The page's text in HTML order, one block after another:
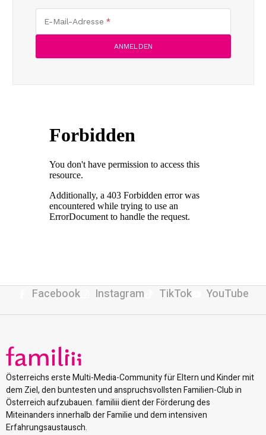
E-Mail-Adresse
Facebook Instagram TikTok YouTube
Österreichs erste Multi-Media-Community für Eltern und Kinder mit
dem Ziel, den buntesten und anspruchsvollsten Familien-Club in
Österreich aufzubauen. familiii dient der Förderung des
Miteinanders innerhalb der Familie und dem intensiven
Erfahrungsaustausch.